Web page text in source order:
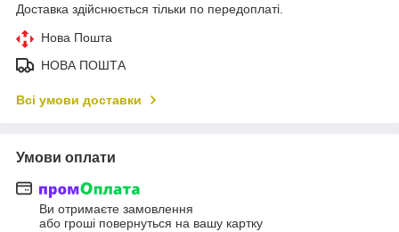
Доставка здійснюється тільки по передоплаті.
Нова Пошта
НОВА ПОШТА
Всі умови доставки
Умови оплати
Ви отримаєте замовлення
або гроші повернуться на вашу картку